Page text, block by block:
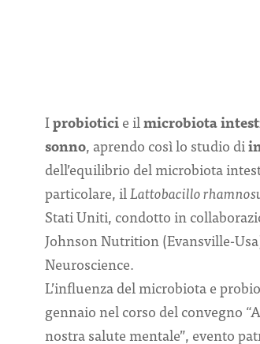
Iprobioticie ilmicrobiota
sonno, aprendo così lo studio di
dell’equilibrio del microbiota
particolare, ilLattobacillo
Stati Uniti, condotto in
Johnson Nutrition (Evansville-
Neuroscience.
L’influenza del microbiota e
gennaio nel corso del convegno
nostra salute mentale”, evento